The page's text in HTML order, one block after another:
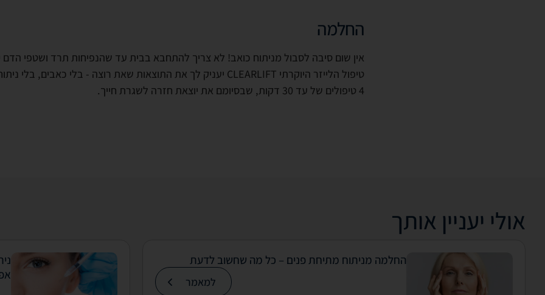
החלמה
אין שום סיבה לסבול מניתוח כואב! לא צריך להתחבא בבית עד שהנפיחות תרד ושטפי הדם
טיפול הלייזר היוקרתי CLEARLIFT יעניק לך את התוצאות שאת רוצה - בלי כאבים, בלי ניתוח, בלי זמן החלמה!
4 טיפולים של עד 30 דקות, שבסיומם את יוצאת חזרה לשגרת חייך.
אולי יעניין אותך
החלמה מניתוח מתיחת פנים – כל מה שחשוב לדעת
למאמר